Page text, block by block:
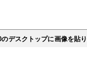
デスクトップに画像を貼